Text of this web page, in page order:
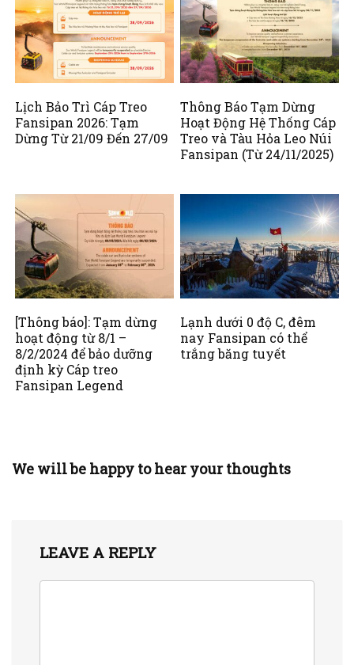
Lịch Bảo Trì Cáp Treo
Fansipan 2026: Tạm
Dừng Từ 21/09 Đến 27/09
Thông Báo Tạm Dừng
Hoạt Động Hệ Thống Cáp
Treo và Tàu Hỏa Leo Núi
Fansipan (Từ 24/11/2025)
[Thông báo]: Tạm dừng
hoạt động từ 8/1 –
8/2/2024 để bảo dưỡng
định kỳ Cáp treo
Fansipan Legend
Lạnh dưới 0 độ C, đêm
nay Fansipan có thể
trắng băng tuyết
We will be happy to hear your thoughts
LEAVE A REPLY